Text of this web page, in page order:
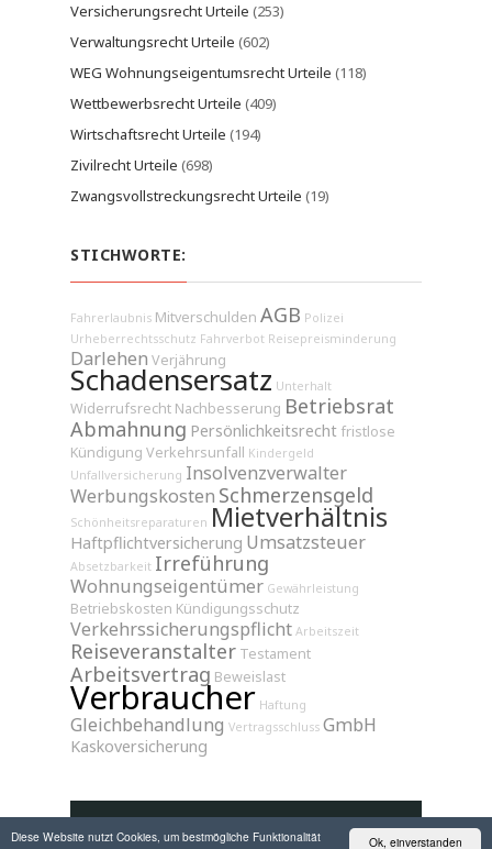
Ok, einverstanden
Diese Website nutzt Cookies, um bestmögliche Funktionalität
Versicherungsrecht Urteile (253)
Verwaltungsrecht Urteile (602)
WEG Wohnungseigentumsrecht Urteile (118)
Wettbewerbsrecht Urteile (409)
Wirtschaftsrecht Urteile (194)
Zivilrecht Urteile (698)
Zwangsvollstreckungsrecht Urteile (19)
STICHWORTE:
Fahrerlaubnis Mitverschulden AGB Polizei
Urheberrechtsschutz Fahrverbot Reisepreisminderung
Darlehen Verjährung
Schadensersatz Unterhalt
Widerrufsrecht Nachbesserung Betriebsrat
Abmahnung Persönlichkeitsrecht fristlose
Kündigung Verkehrsunfall Kindergeld
Unfallversicherung Insolvenzverwalter
Werbungskosten Schmerzensgeld
Schönheitsreparaturen Mietverhältnis
Haftpflichtversicherung Umsatzsteuer
Absetzbarkeit Irreführung
Wohnungseigentümer Gewährleistung
Betriebskosten Kündigungsschutz
Verkehrssicherungspflicht Arbeitszeit
Reiseveranstalter Testament
Arbeitsvertrag Beweislast
Verbraucher Haftung
Gleichbehandlung Vertragsschluss GmbH
Kaskoversicherung